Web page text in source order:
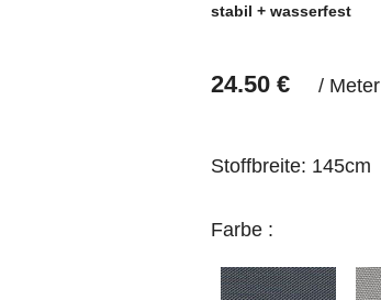
stabil + wasserfest
24.50 € / Meter
Stoffbreite: 145cm
Farbe :